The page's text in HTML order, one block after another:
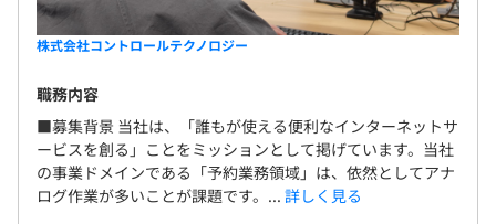
株式会社コントロールテクノロジー
職務内容
■募集背景 当社は、「誰もが使える便利なインターネットサ
ービスを創る」ことをミッションとして掲げています。当社
の事業ドメインである「予約業務領域」は、依然としてアナ
ログ作業が多いことが課題です。... 詳しく見る